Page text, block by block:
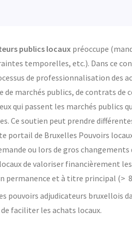
publics locaux préoccupe
temporelles, etc.). Dans ce
de professionnalisation des
marchés publics, de contrats de
qui passent les marchés publics
Ce soutien peut prendre
portail de Bruxelles Pouvoirs
ou lors de gros
de valoriser financièrement
permanence et à titre principal (>
pouvoirs adjudicateurs bruxellois
faciliter les achats locaux.